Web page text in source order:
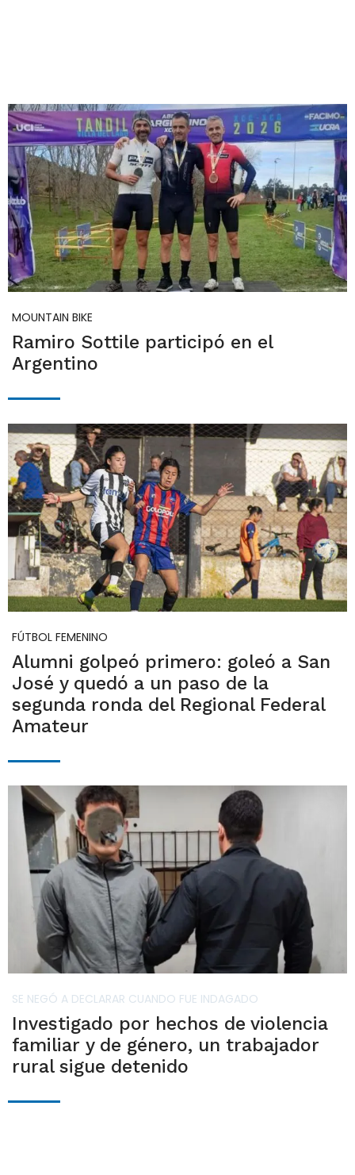
MOUNTAIN BIKE
Ramiro Sottile participó en el
Argentino
FÚTBOL FEMENINO
Alumni golpeó primero: goleó a San
José y quedó a un paso de la
segunda ronda del Regional Federal
Amateur
SE NEGÓ A DECLARAR CUANDO FUE INDAGADO
Investigado por hechos de violencia
familiar y de género, un trabajador
rural sigue detenido